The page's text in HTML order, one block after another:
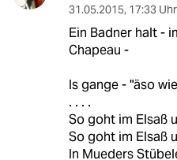
31.05.2015, 17:33 Uhr
Ein Badner halt -
Chapeau -
Is gange - "äso
. . . .
So goht im Elsaß
So goht im Elsaß
In Mueders